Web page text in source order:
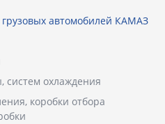
автомобилей КАМАЗ
систем охлаждения
коробки отбора